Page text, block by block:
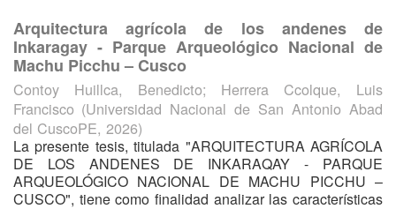
Arquitectura agrícola de los andenes de
Inkaragay - Parque Arqueológico Nacional de
Machu Picchu – Cusco
Contoy Huillca, Benedicto; Herrera Ccolque, Luis
Francisco (Universidad Nacional de San Antonio Abad
del CuscoPE, 2026)
La presente tesis, titulada "ARQUITECTURA AGRÍCOLA
DE LOS ANDENES DE INKARAQAY - PARQUE
ARQUEOLÓGICO NACIONAL DE MACHU PICCHU –
CUSCO", tiene como finalidad analizar las características